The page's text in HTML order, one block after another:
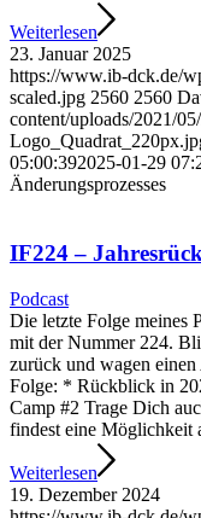
Weiterlesen
23. Januar 2025
https://www.ib-dck.de/
scaled.jpg 2560 2560
content/uploads/2021/
05:00:392025-01-29
Änderungsprozesses
IF224 –
Podcast
Die letzte Folge meines
mit der Nummer 224.
zurück und wagen
Folge: * Rückblick in
Camp #2 Trage Dich
findest eine Möglichkeit
Weiterlesen
19. Dezember 2024